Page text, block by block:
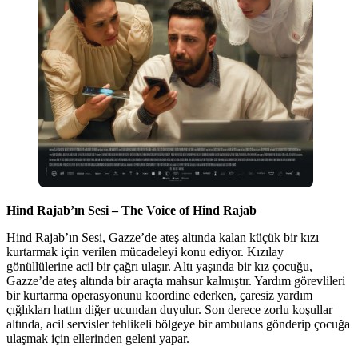
Hind Rajab’ın Sesi – The Voice of Hind Rajab
Hind Rajab’ın Sesi, Gazze’de ateş altında kalan küçük bir kızı
kurtarmak için verilen mücadeleyi konu ediyor. Kızılay
gönüllülerine acil bir çağrı ulaşır. Altı yaşında bir kız çocuğu,
Gazze’de ateş altında bir araçta mahsur kalmıştır. Yardım görevlileri
bir kurtarma operasyonunu koordine ederken, çaresiz yardım
çığlıkları hattın diğer ucundan duyulur. Son derece zorlu koşullar
altında, acil servisler tehlikeli bölgeye bir ambulans gönderip çocuğa
ulaşmak için ellerinden geleni yapar.